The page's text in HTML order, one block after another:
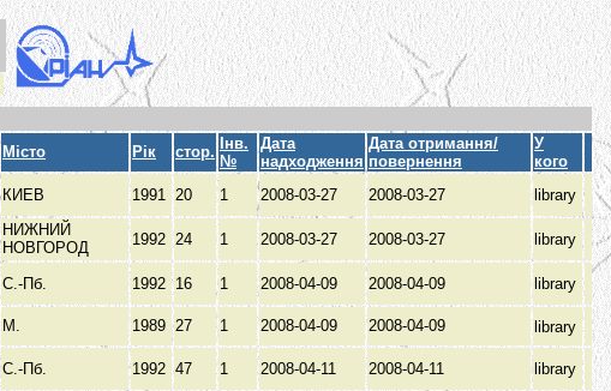
Місто Рік стор.
Інв.
№
Дата
надходження
Дата отримання/
повернення
У
кого
КИЕВ 1991 20 1 2008-03-27 2008-03-27 library
НИЖНИЙ
НОВГОРОД
1992 24 1 2008-03-27 2008-03-27 library
С.-Пб. 1992 16 1 2008-04-09 2008-04-09 library
М. 1989 27 1 2008-04-09 2008-04-09 library
С.-Пб. 1992 47 1 2008-04-11 2008-04-11 library